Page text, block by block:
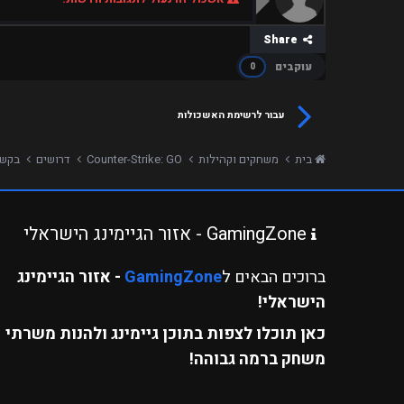
עוקבים
0
עבור לרשימת האשכולות
בית משחקים וקהילות Counter-Strike: GO דרושים
ברוכים הבאים לGamingZone - אזור הגיימינג
הישראלי!
כאן תוכלו לצפות בתוכן גיימינג ולהנות משרתי
משחק ברמה גבוהה!